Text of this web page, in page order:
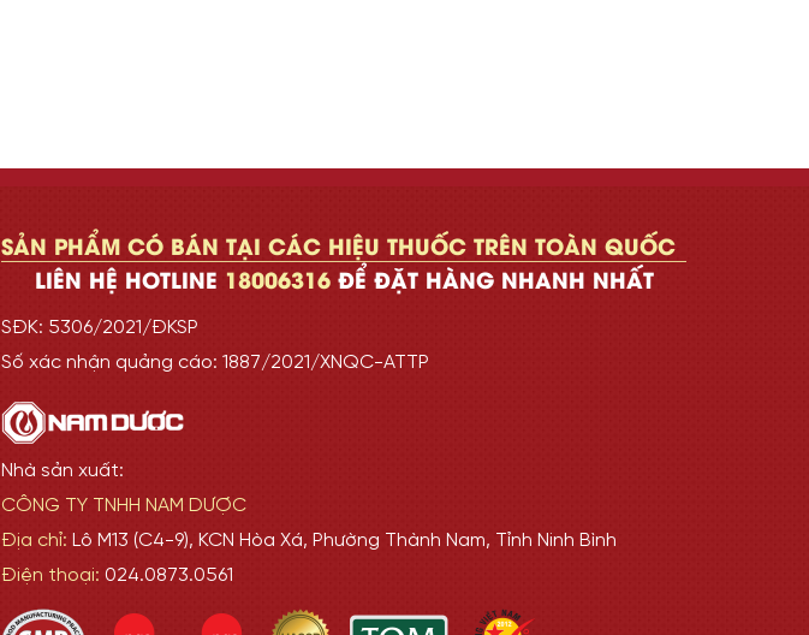
SẢN PHẨM CÓ BÁN TẠI CÁC HIỆU THUỐC TRÊN TOÀN QUỐC
LIÊN HỆ HOTLINE 18006316ĐỂ ĐẶT HÀNG NHANH NHẤT
SĐK: 5306/2021/ĐKSP
Số xác nhận quảng cáo: 1887/2021/XNQC-ATTP
Nhà sản xuất:
CÔNG TY TNHH NAM DƯỢC
Địa chỉ: Lô M13 (C4-9), KCN Hòa Xá, Phường Thành Nam, Tỉnh Ninh Bình
Điện thoại: 024.0873.0561